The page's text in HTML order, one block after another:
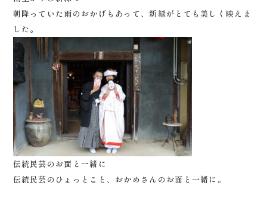
朝降っていた雨のおかげもあって、新緑がとても美しく映えま
した。
伝統民芸のお面と一緒に
伝統民芸のひょっとこと、おかめさんのお面と一緒に。